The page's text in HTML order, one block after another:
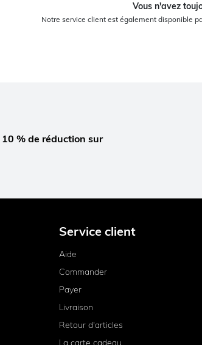
Vous n'avez
Notre service client est également disponible
10 % de réduction sur
Service client
Aide
Commander
Payer
Livraison
Retour d'articles